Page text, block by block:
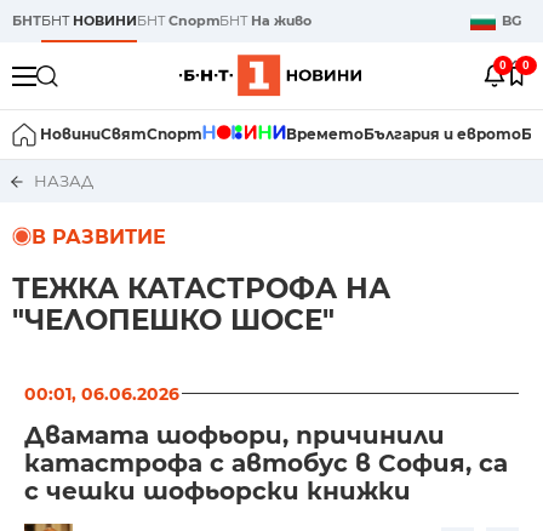
БНТБНТ НОВИНИБНТСпортБНТ На живо BG
0 0
НовиниСвятСпорт ВреметоБългария и еврото
НАЗАД
В РАЗВИТИЕ
ТЕЖКА КАТАСТРОФА НА
"ЧЕЛОПЕШКО ШОСЕ"
00:01, 06.06.2026
Двамата шофьори, причинили
катастрофа с автобус в София, са
с чешки шофьорски книжки